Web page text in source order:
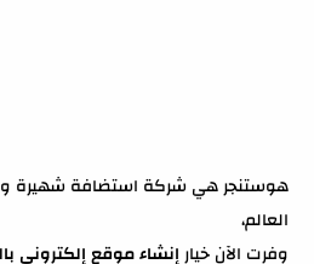
هوستنجر هي شركة استضافة شهيرة
العالم،
وفرت الآن خيار إنشاء موقع إلكتروني